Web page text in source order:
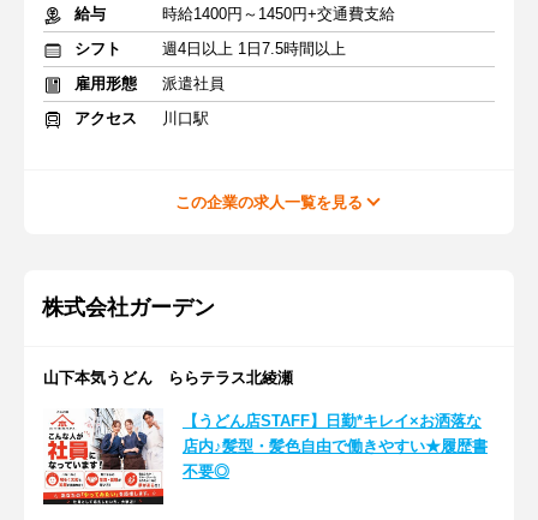
給与
時給1400円～1450円+交通費支給
シフト
週4日以上 1日7.5時間以上
雇用形態
派遣社員
アクセス
川口駅
この企業の求人一覧を見る
株式会社ガーデン
山下本気うどん ららテラス北綾瀬
【うどん店STAFF】日勤*キレイ×お洒落な
店内♪髪型・髪色自由で働きやすい★履歴書
不要◎